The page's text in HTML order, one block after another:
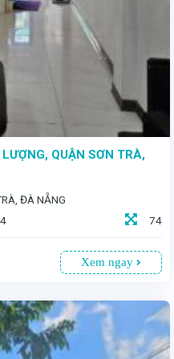
QUẬN SƠN TRÀ,
ĐÀ NẴNG
4 74
Xem ngay